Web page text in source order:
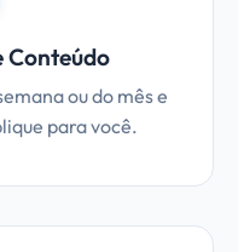
Conteúdo
ou do mês e
para você.